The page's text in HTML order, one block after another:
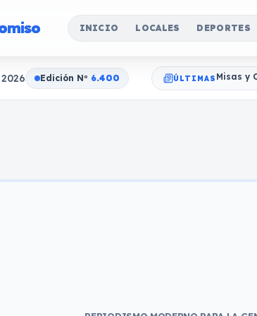
INICIO LOCALES DEPORTES
Edición No 6.400 ÚLTIMAS Misas y